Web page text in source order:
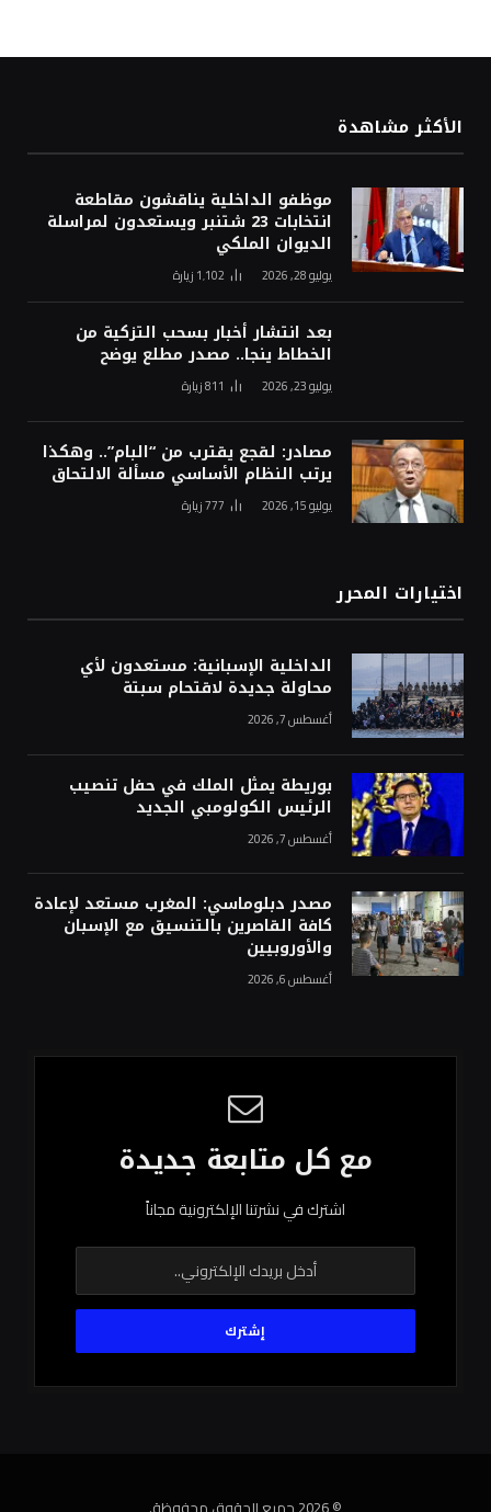
الأكثر مشاهدة
موظفو الداخلية يناقشون مقاطعة
انتخابات 23 شتنبر ويستعدون لمراسلة
الديوان الملكي
يوليو 28, 2026 1٬102 زيارة
بعد انتشار أخبار بسحب التزكية من
الخطاط ينجا.. مصدر مطلع يوضح
يوليو 23, 2026 811زيارة
مصادر: لقجع يقترب من “البام”.. وهكذا
يرتب النظام الأساسي مسألة الالتحاق
يوليو 15, 2026 777زيارة
اختيارات المحرر
الداخلية الإسبانية: مستعدون لأي
محاولة جديدة لاقتحام سبتة
أغسطس 7, 2026
بوريطة يمثل الملك في حفل تنصيب
الرئيس الكولومبي الجديد
أغسطس 7, 2026
مصدر دبلوماسي: المغرب مستعد لإعادة
كافة القاصرين بالتنسيق مع الإسبان
والأوروبيين
أغسطس 6, 2026
مع كل متابعة جديدة
اشترك في نشرتنا الإلكترونية مجاناً